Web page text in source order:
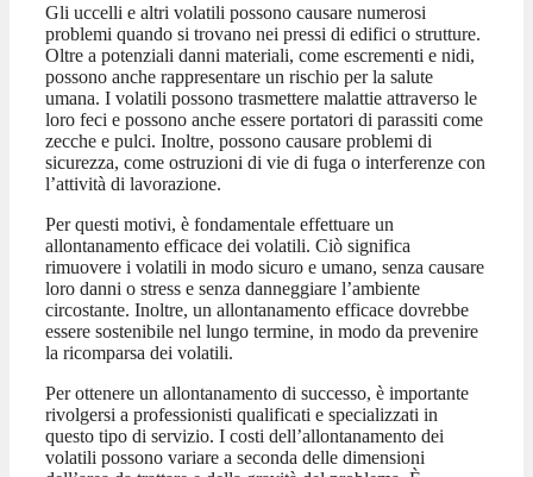
Gli uccelli e altri volatili possono causare numerosi
problemi quando si trovano nei pressi di edifici o strutture.
Oltre a potenziali danni materiali, come escrementi e nidi,
possono anche rappresentare un rischio per la salute
umana. I volatili possono trasmettere malattie attraverso le
loro feci e possono anche essere portatori di parassiti come
zecche e pulci. Inoltre, possono causare problemi di
sicurezza, come ostruzioni di vie di fuga o interferenze con
l’attività di lavorazione.
Per questi motivi, è fondamentale effettuare un
allontanamento efficace dei volatili. Ciò significa
rimuovere i volatili in modo sicuro e umano, senza causare
loro danni o stress e senza danneggiare l’ambiente
circostante. Inoltre, un allontanamento efficace dovrebbe
essere sostenibile nel lungo termine, in modo da prevenire
la ricomparsa dei volatili.
Per ottenere un allontanamento di successo, è importante
rivolgersi a professionisti qualificati e specializzati in
questo tipo di servizio. I costi dell’allontanamento dei
volatili possono variare a seconda delle dimensioni